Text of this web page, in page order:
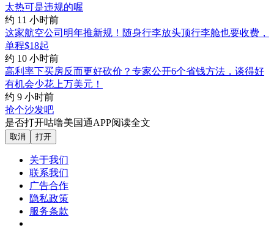
太热可是违规的喔
约 11 小时前
这家航空公司明年推新规！随身行李放头顶行李舱也要收费，
单程$18起
约 10 小时前
高利率下买房反而更好砍价？专家公开6个省钱方法，谈得好
有机会少花上万美元！
约 9 小时前
抢个沙发吧
是否打开咕噜美国通APP阅读全文
取消 打开
关于我们
联系我们
广告合作
隐私政策
服务条款